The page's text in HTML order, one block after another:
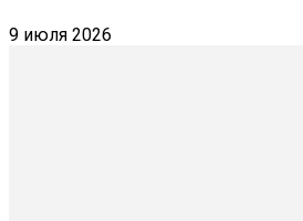
9 июля 2026